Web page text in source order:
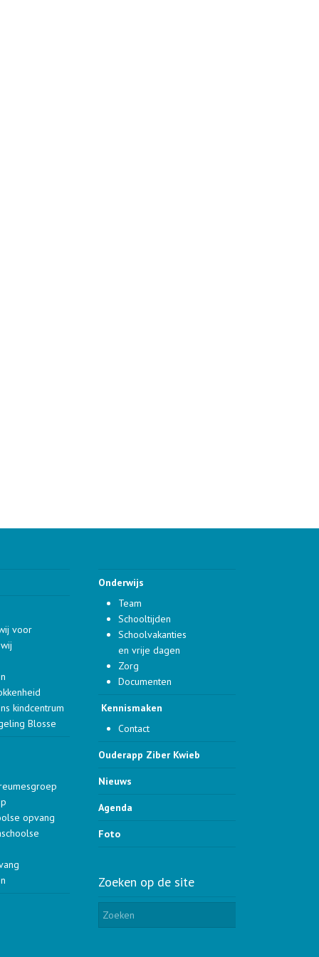
voor
kindcentrum
Blosse
opvang
Onderwijs
Team
Schooltijden
Schoolvakanties
en vrije dagen
Zorg
Documenten
Kennismaken
Contact
Ouderapp Ziber Kwieb
Nieuws
Agenda
Foto
Zoeken op de site